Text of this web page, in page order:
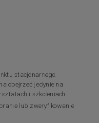
stacjonarnego.
obejrzeć jedynie na
i szkoleniach.
lub zweryfikowanie